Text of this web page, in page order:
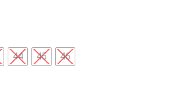
44 45 46